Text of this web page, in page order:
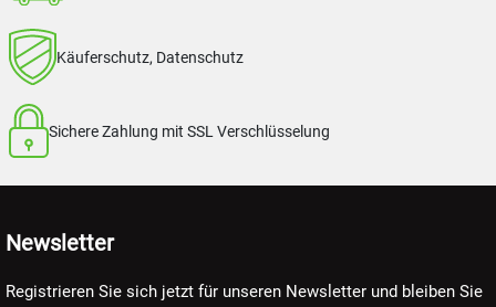
Käuferschutz, Datenschutz
Sichere Zahlung mit SSL Verschlüsselung
Newsletter
Registrieren Sie sich jetzt für unseren Newsletter und bleiben Sie